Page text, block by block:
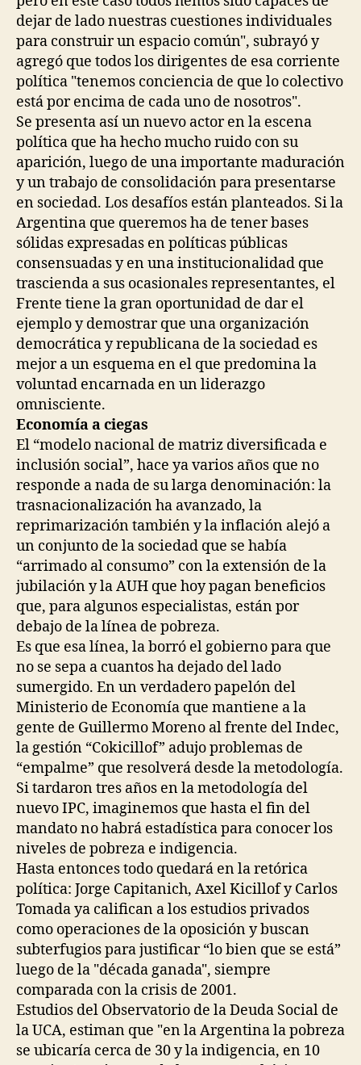
dejar de lado nuestras cuestiones individuales
para construir un espacio común", subrayó y
agregó que todos los dirigentes de esa corriente
política "tenemos conciencia de que lo colectivo
está por encima de cada uno de nosotros".
Se presenta así un nuevo actor en la escena
política que ha hecho mucho ruido con su
aparición, luego de una importante maduración
y un trabajo de consolidación para presentarse
en sociedad. Los desafíos están planteados. Si la
Argentina que queremos ha de tener bases
sólidas expresadas en políticas públicas
consensuadas y en una institucionalidad que
trascienda a sus ocasionales representantes, el
Frente tiene la gran oportunidad de dar el
ejemplo y demostrar que una organización
democrática y republicana de la sociedad es
mejor a un esquema en el que predomina la
voluntad encarnada en un liderazgo
omnisciente.
Economía a ciegas
El “modelo nacional de matriz diversificada e
inclusión social”, hace ya varios años que no
responde a nada de su larga denominación: la
trasnacionalización ha avanzado, la
reprimarización también y la inflación alejó a
un conjunto de la sociedad que se había
“arrimado al consumo” con la extensión de la
jubilación y la AUH que hoy pagan beneficios
que, para algunos especialistas, están por
debajo de la línea de pobreza.
Es que esa línea, la borró el gobierno para que
no se sepa a cuantos ha dejado del lado
sumergido. En un verdadero papelón del
Ministerio de Economía que mantiene a la
gente de Guillermo Moreno al frente del Indec,
la gestión “Cokicillof” adujo problemas de
“empalme” que resolverá desde la metodología.
Si tardaron tres años en la metodología del
nuevo IPC, imaginemos que hasta el fin del
mandato no habrá estadística para conocer los
niveles de pobreza e indigencia.
Hasta entonces todo quedará en la retórica
política: Jorge Capitanich, Axel Kicillof y Carlos
Tomada ya califican a los estudios privados
como operaciones de la oposición y buscan
subterfugios para justificar “lo bien que se está”
luego de la "década ganada", siempre
comparada con la crisis de 2001.
Estudios del Observatorio de la Deuda Social de
la UCA, estiman que "en la Argentina la pobreza
se ubicaría cerca de 30 y la indigencia, en 10